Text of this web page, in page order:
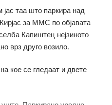
таа што паркира над
за ММС по објавата
Капиштец нејзиното
врз друго возило.
кое се гледаат и двете